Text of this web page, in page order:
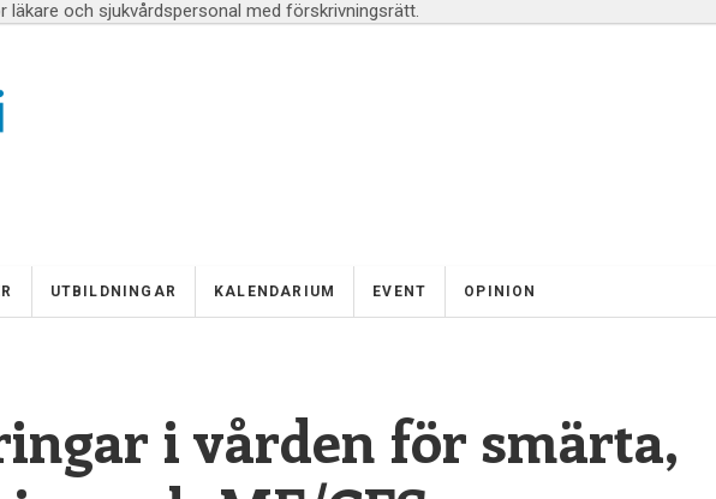
läkare och sjukvårdspersonal med förskrivningsrätt.
UTBILDNINGAR KALENDARIUM EVENT OPINION
i vården för smärta,